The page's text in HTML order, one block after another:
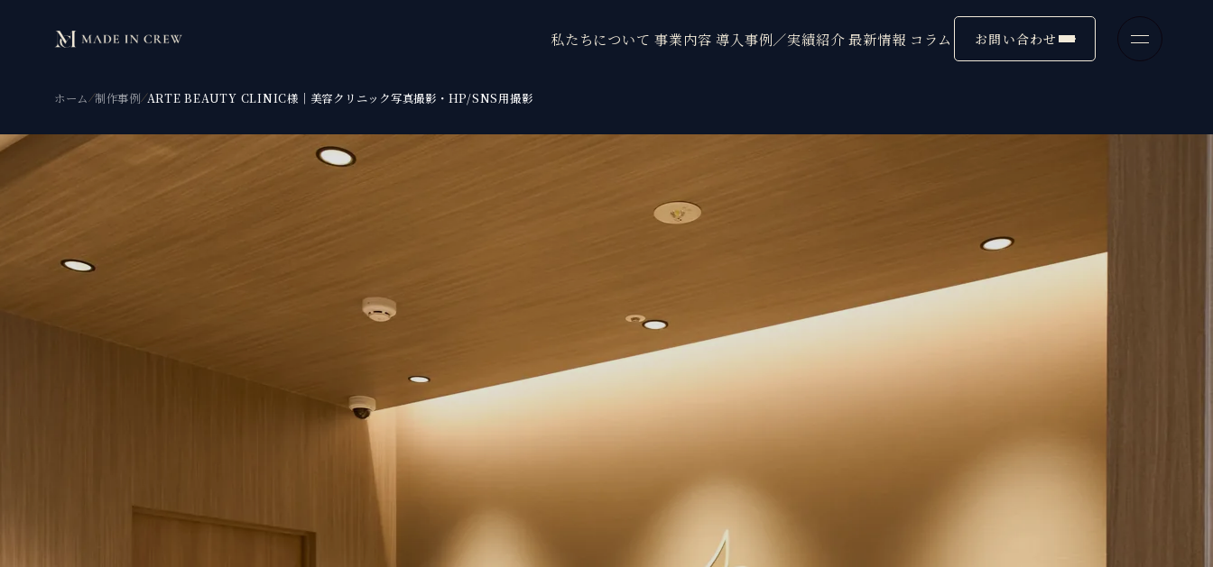
私たちについて 事業内容 導入事例／実績紹介最新情報 コラム お問い合わせ
ホーム/制作事例/ARTE BEAUTY CLINIC様｜美容クリニック写真撮影・HP/SNS用撮影